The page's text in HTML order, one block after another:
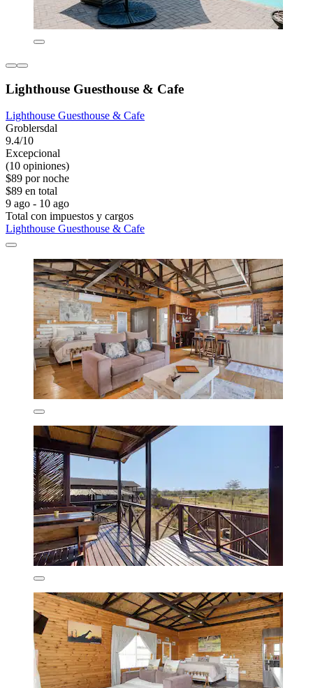
Lighthouse Guesthouse & Cafe
Lighthouse Guesthouse & Cafe
Groblersdal
9.4/10
Excepcional
(10 opiniones)
$89 por noche
$89 en total
9 ago - 10 ago
Total con impuestos y cargos
Lighthouse Guesthouse & Cafe